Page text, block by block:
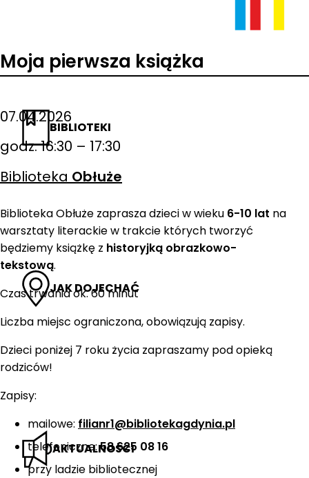
BIBLIOTEKI
JAK DOJECHAĆ
AKTUALNOŚCI
Moja pierwsza książka
07.04.2026
godz. 16:30 – 17:30
Biblioteka Obłuże
Biblioteka Obłuże zaprasza dzieci w wieku 6-10 lat na
warsztaty literackie w trakcie których tworzyć
będziemy książkę z historyjką obrazkowo-
tekstową.
Czas trwania ok. 60 minut
Liczba miejsc ograniczona, obowiązują zapisy.
Dzieci poniżej 7 roku życia zapraszamy pod opieką
rodziców!
Zapisy:
mailowe: filianr1@bibliotekagdynia.pl
telefoniczne:58 625 08 16
przy ladzie bibliotecznej